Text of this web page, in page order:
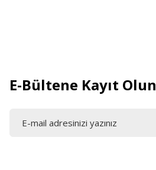
E-Bültene Kayıt Olun